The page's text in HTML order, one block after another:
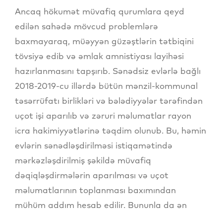
Ancaq hökumət müvafiq qurumlara qeyd
edilən sahədə mövcud problemlərə
baxmayaraq, müəyyən güzəştlərin tətbiqini
tövsiyə edib və əmlak amnistiyası layihəsi
hazırlanmasını tapşırıb. Sənədsiz evlərlə bağlı
2018-2019-cu illərdə bütün mənzil-kommunal
təsərrüfatı birlikləri və bələdiyyələr tərəfindən
uçot işi aparılıb və zəruri məlumatlar rayon
icra hakimiyyətlərinə təqdim olunub. Bu, həmin
evlərin sənədləşdirilməsi istiqamətində
mərkəzləşdirilmiş şəkildə müvafiq
dəqiqləşdirmələrin aparılması və uçot
məlumatlarının toplanması baxımından
mühüm addım hesab edilir. Bununla da ən